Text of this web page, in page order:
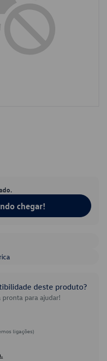
chegar!
deste produto?
pronta para ajudar!
ligações)